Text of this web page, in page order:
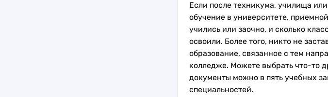
Если после техникума, училища
обучение в университете,
учились или заочно, и сколько
освоили. Более того, никто не
образование, связанное с тем
колледже. Можете выбрать что-то
документы можно в пять учебных
специальностей.